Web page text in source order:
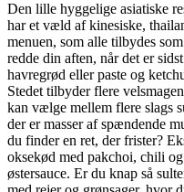
Den lille hyggelige asiatiske
har et væld af kinesiske,
menuen, som alle tilbydes
redde din aften, når det er
havregrød eller paste og
Stedet tilbyder flere
kan vælge mellem flere slags
der er masser af spændende
du finder en ret, der frister?
oksekød med pakchoi, chili
østersauce. Er du knap så